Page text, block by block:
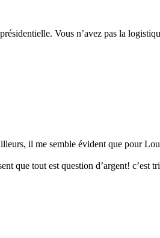
Vous n’avez pas la
il me semble évident que pour
que tout est question d’argent! c’est